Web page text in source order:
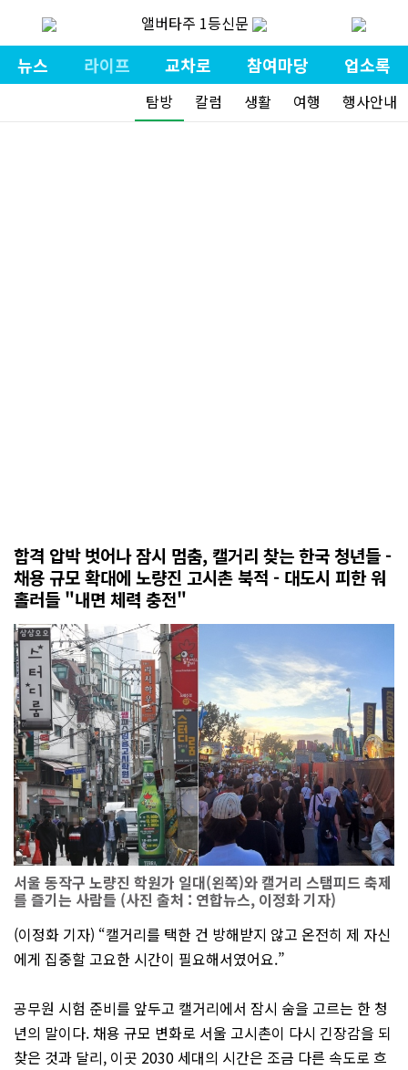
앨버타주 1등신문
뉴스 라이프 교차로 참여마당 업소록
탐방 칼럼 생활 여행 행사안내
합격 압박 벗어나 잠시 멈춤, 캘거리 찾는 한국 청년들 -
채용 규모 확대에 노량진 고시촌 북적 - 대도시 피한 워
홀러들 "내면 체력 충전"
서울 동작구 노량진 학원가 일대(왼쪽)와 캘거리 스탬피드 축제
를 즐기는 사람들 (사진 출처 : 연합뉴스, 이정화 기자)
(이정화 기자) “캘거리를 택한 건 방해받지 않고 온전히 제 자신
에게 집중할 고요한 시간이 필요해서였어요.”
공무원 시험 준비를 앞두고 캘거리에서 잠시 숨을 고르는 한 청
년의 말이다. 채용 규모 변화로 서울 고시촌이 다시 긴장감을 되
찾은 것과 달리, 이곳 2030 세대의 시간은 조금 다른 속도로 흐